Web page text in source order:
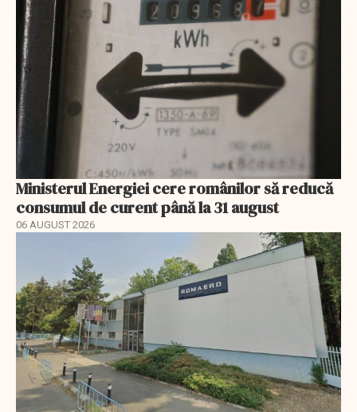
Ministerul Energiei cere românilor să reducă
consumul de curent până la 31 august
06 AUGUST 2026